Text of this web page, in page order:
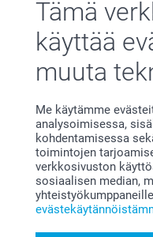
Tämä
käyttää
muuta
Me käytämme
analysoimisessa,
kohdentamisessa
toimintojen
verkkosivuston
sosiaalisen median,
Suuret kiitokset 5
meille erittäin
leikkuulaudasta,
aikaa!
Lämpimin
Kaisa@smartphoto
9.12.2021
Kaunis teksti
Marjo,
23.12.2020
Leikkuulauta oli hyvän
Liittyvät
Esiliina
Yli 10 mallia